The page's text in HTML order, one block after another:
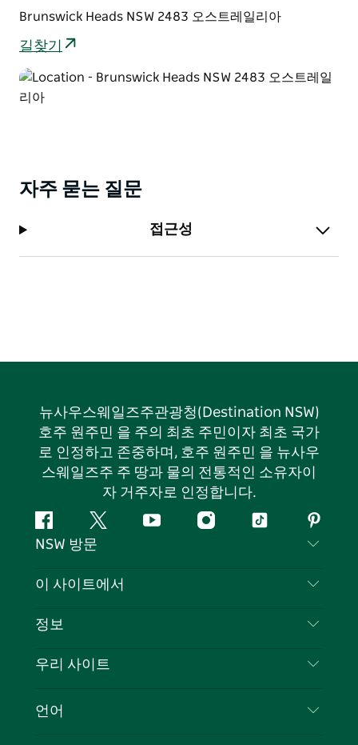
Brunswick Heads NSW 2483 오스트레일리아
길찾기
자주 묻는 질문
접근성
뉴사우스웨일즈주관광청(Destination NSW)
호주 원주민 을 주의 최초 주민이자 최초 국가
로 인정하고 존중하며, 호주 원주민 을 뉴사우
스웨일즈주 주 땅과 물의 전통적인 소유자이
자 거주자로 인정합니다.
페
이
북
지
다
유
인
틱
핀
터
스
NSW 방문
문의하기
쿠키 고지
이 사이트에서
목적지
이벤트
정보
여행 정보
뉴사우스웨일즈주 의 사업
우리 사이트
언어